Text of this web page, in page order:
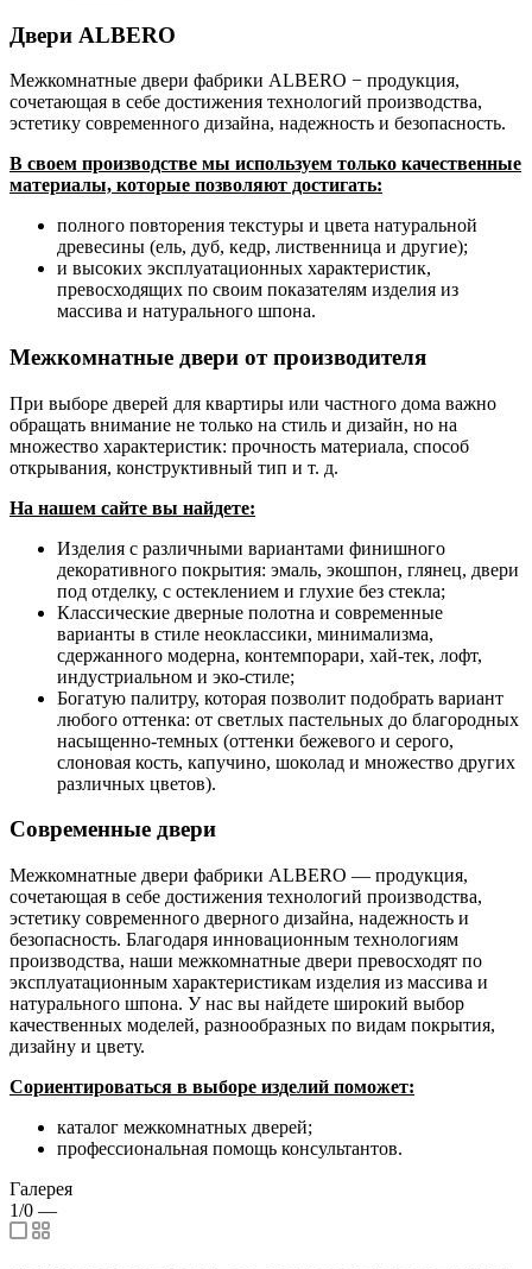
Двери ALBERO
Межкомнатные двери фабрики ALBERO − продукция,
сочетающая в себе достижения технологий производства,
эстетику современного дизайна, надежность и безопасность.
В своем производстве мы используем только качественные
материалы, которые позволяют достигать:
полного повторения текстуры и цвета натуральной
древесины (ель, дуб, кедр, лиственница и другие);
и высоких эксплуатационных характеристик,
превосходящих по своим показателям изделия из
массива и натурального шпона.
Межкомнатные двери от производителя
При выборе дверей для квартиры или частного дома важно
обращать внимание не только на стиль и дизайн, но на
множество характеристик: прочность материала, способ
открывания, конструктивный тип и т. д.
На нашем сайте вы найдете:
Изделия с различными вариантами финишного
декоративного покрытия: эмаль, экошпон, глянец, двери
под отделку, с остеклением и глухие без стекла;
Классические дверные полотна и современные
варианты в стиле неоклассики, минимализма,
сдержанного модерна, контемпорари, хай-тек, лофт,
индустриальном и эко-стиле;
Богатую палитру, которая позволит подобрать вариант
любого оттенка: от светлых пастельных до благородных
насыщенно-темных (оттенки бежевого и серого,
слоновая кость, капучино, шоколад и множество других
различных цветов).
Современные двери
Межкомнатные двери фабрики ALBERO — продукция,
сочетающая в себе достижения технологий производства,
эстетику современного дверного дизайна, надежность и
безопасность. Благодаря инновационным технологиям
производства, наши межкомнатные двери превосходят по
эксплуатационным характеристикам изделия из массива и
натурального шпона. У нас вы найдете широкий выбор
качественных моделей, разнообразных по видам покрытия,
дизайну и цвету.
Сориентироваться в выборе изделий поможет:
каталог межкомнатных дверей;
профессиональная помощь консультантов.
Галерея
1/0 —